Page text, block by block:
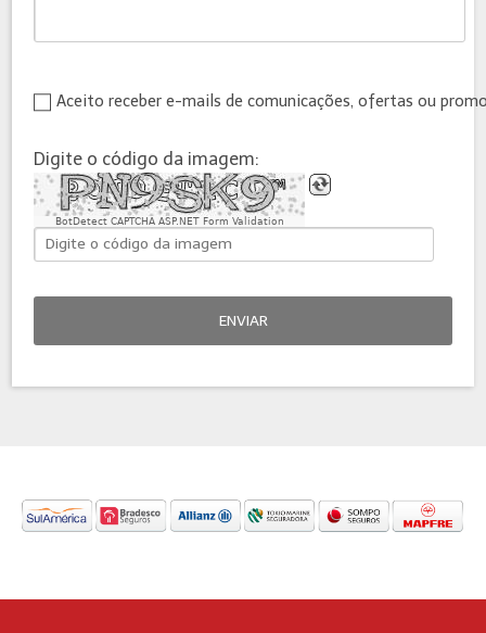
Aceito receber e-mails de comunicações, ofertas ou
Digite o código da imagem:
BotDetect CAPTCHA ASP.NET Form Validation
ENVIAR